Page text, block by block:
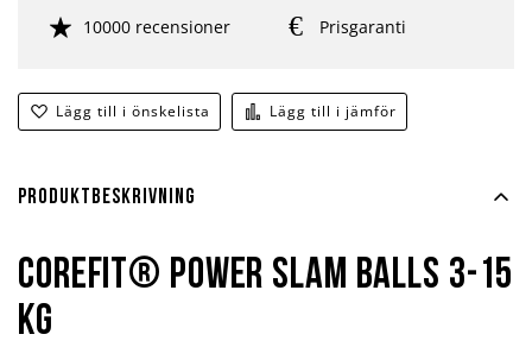
Lägg till i önskelista Lägg till i jämför
10000 recensioner Prisgaranti
Produktbeskrivning
Corefit® Power Slam Balls 3-15
kg